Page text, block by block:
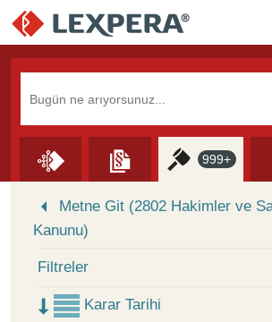
999+
Metne Git (2802 Hakimler ve
Kanunu)
Filtreler
Karar Tarihi